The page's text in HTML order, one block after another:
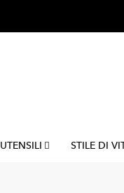
UTENSILI STILE DI